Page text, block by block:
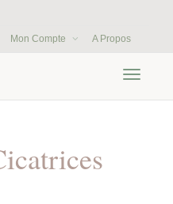
Mon Compte A Propos